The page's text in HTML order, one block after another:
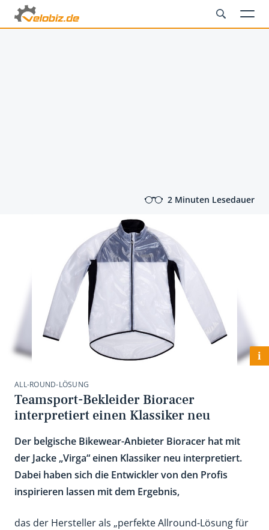
2 Minuten Lesedauer
i
ALL-ROUND-LÖSUNG
Teamsport-Bekleider Bioracer
interpretiert einen Klassiker neu
Der belgische Bikewear-Anbieter Bioracer hat mit
der Jacke „Virga“ einen Klassiker neu interpretiert.
Dabei haben sich die Entwickler von den Profis
inspirieren lassen mit dem Ergebnis,
das der Hersteller als „perfekte Allround-Lösung für